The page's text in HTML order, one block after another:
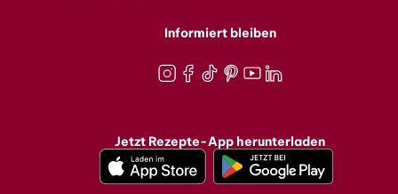
Informiert bleiben
Jetzt Rezepte-App herunterladen